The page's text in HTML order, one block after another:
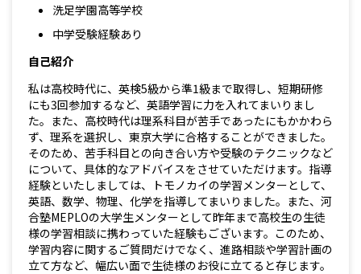
洗足学園高等学校
中学受験経験あり
自己紹介
私は高校時代に、英検5級から準1級まで取得し、短期研修
にも3回参加するなど、英語学習に力を入れてまいりまし
た。また、高校時代は理系科目が苦手であったにもかかわら
ず、理系を選択し、東京大学に合格することができました。
そのため、苦手科目との向き合い方や受験のテクニックなど
について、具体的なアドバイスをさせていただけます。指導
経験といたしましては、トモノカイの学習メンターとして、
英語、数学、物理、化学を指導してまいりました。また、河
合塾MEPLOの大学生メンターとして昨年まで高校生の生徒
様の学習相談に携わっていた経験もございます。このため、
学習内容に関するご質問だけでなく、進路相談や学習計画の
立て方など、幅広い面で生徒様のお役に立てると存じます。